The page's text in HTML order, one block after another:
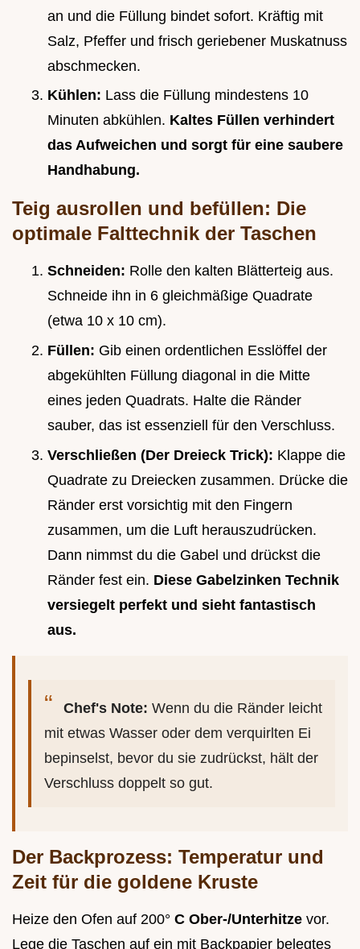
an und die Füllung bindet sofort. Kräftig mit
Salz, Pfeffer und frisch geriebener Muskatnuss
abschmecken.
Kühlen: Lass die Füllung mindestens 10
Minuten abkühlen. Kaltes Füllen verhindert
das Aufweichen und sorgt für eine saubere
Handhabung.
Teig ausrollen und befüllen: Die
optimale Falttechnik der Taschen
Schneiden: Rolle den kalten Blätterteig aus.
Schneide ihn in 6 gleichmäßige Quadrate
(etwa 10 x 10 cm).
Füllen: Gib einen ordentlichen Esslöffel der
abgekühlten Füllung diagonal in die Mitte
eines jeden Quadrats. Halte die Ränder
sauber, das ist essenziell für den Verschluss.
Verschließen (Der Dreieck Trick): Klappe die
Quadrate zu Dreiecken zusammen. Drücke die
Ränder erst vorsichtig mit den Fingern
zusammen, um die Luft herauszudrücken.
Dann nimmst du die Gabel und drückst die
Ränder fest ein. Diese Gabelzinken Technik
versiegelt perfekt und sieht fantastisch
aus.
Chef's Note: Wenn du die Ränder leicht
mit etwas Wasser oder dem verquirlten Ei
bepinselst, bevor du sie zudrückst, hält der
Verschluss doppelt so gut.
Der Backprozess: Temperatur und
Zeit für die goldene Kruste
Heize den Ofen auf 200° C Ober-/Unterhitze vor.
Lege die Taschen auf ein mit Backpapier belegtes